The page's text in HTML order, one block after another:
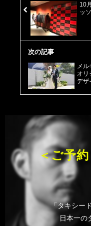
10
ッ
次の記事
メ
オリ
デザ
＜ご予
「タキシー
日本一の